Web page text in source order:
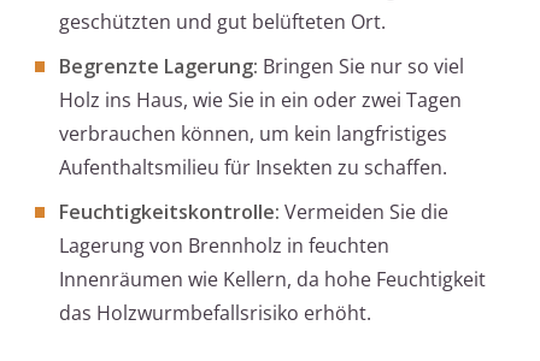
geschützten und gut belüfteten Ort.
Begrenzte Lagerung: Bringen Sie nur so viel
Holz ins Haus, wie Sie in ein oder zwei Tagen
verbrauchen können, um kein langfristiges
Aufenthaltsmilieu für Insekten zu schaffen.
Feuchtigkeitskontrolle: Vermeiden Sie die
Lagerung von Brennholz in feuchten
Innenräumen wie Kellern, da hohe Feuchtigkeit
das Holzwurmbefallsrisiko erhöht.